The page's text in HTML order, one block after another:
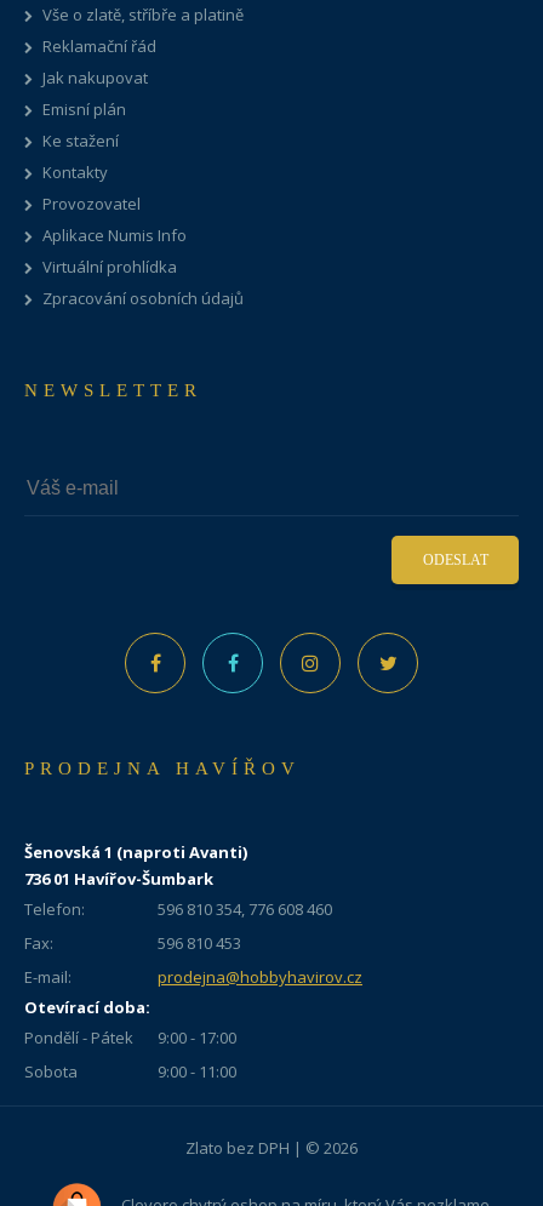
Vše o zlatě, stříbře a platině
Reklamační řád
Jak nakupovat
Emisní plán
Ke stažení
Kontakty
Provozovatel
Aplikace Numis Info
Virtuální prohlídka
Zpracování osobních údajů
NEWSLETTER
ODESLAT
PRODEJNA HAVÍŘOV
Šenovská 1 (naproti Avanti)
736 01 Havířov-Šumbark
Telefon:
596 810 354, 776 608 460
Fax:
596 810 453
E-mail:
prodejna@hobbyhavirov.cz
Otevírací doba:
Pondělí - Pátek
9:00 - 17:00
Sobota
9:00 - 11:00
Zlato bez DPH | © 2026